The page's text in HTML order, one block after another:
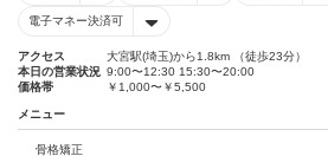
電子マネー決済可
アクセス
大宮駅(埼玉)から1.8km （徒歩23分）
本日の営業状況 9:00〜12:30 15:30〜20:00
価格帯
￥1,000〜￥5,500
メニュー
骨格矯正